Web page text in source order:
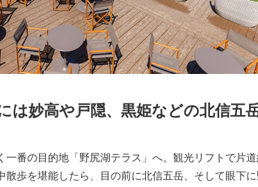
は妙高や戸隠、黒姫などの北信五
一番の目的地「野尻湖テラス」へ。観光リフトで片
散歩を堪能したら、目の前に北信五岳、そして眼下